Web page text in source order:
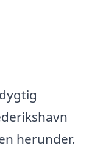
herunder.